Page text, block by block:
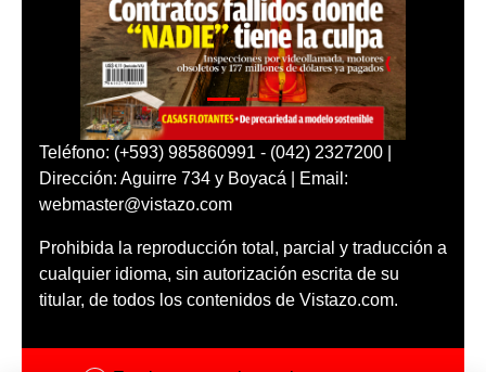
Teléfono: (+593) 985860991 - (042) 2327200 |
Dirección: Aguirre 734 y Boyacá | Email:
webmaster@vistazo.com
Prohibida la reproducción total, parcial y traducción a
cualquier idioma, sin autorización escrita de su
titular, de todos los contenidos de Vistazo.com.